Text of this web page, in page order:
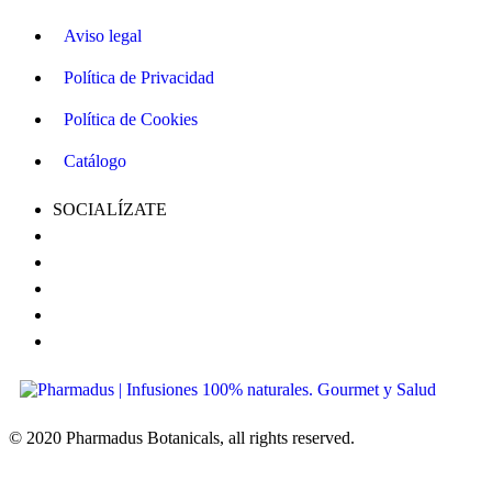
Aviso legal
Política de Privacidad
Política de Cookies
Catálogo
SOCIALÍZATE
© 2020 Pharmadus Botanicals, all rights reserved.